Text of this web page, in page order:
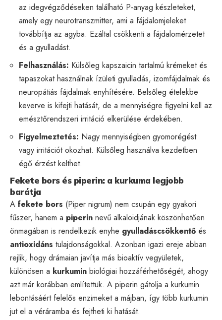
az idegvégződéseken található P-anyag készleteket,
amely egy neurotranszmitter, ami a fájdalomjeleket
továbbítja az agyba. Ezáltal csökkenti a fájdalomérzetet
és a gyulladást.
Felhasználás: Külsőleg kapszaicin tartalmú krémeket és
tapaszokat használnak ízületi gyulladás, izomfájdalmak és
neuropátiás fájdalmak enyhítésére. Belsőleg ételekbe
keverve is kifejti hatását, de a mennyiségre figyelni kell az
emésztőrendszeri irritáció elkerülése érdekében.
Figyelmeztetés: Nagy mennyiségben gyomorégést
vagy irritációt okozhat. Külsőleg használva kezdetben
égő érzést kelthet.
Fekete bors és piperin: a kurkuma legjobb
barátja
A fekete bors (Piper nigrum) nem csupán egy gyakori
fűszer, hanem a piperin nevű alkaloidjának köszönhetően
önmagában is rendelkezik enyhe gyulladáscsökkentő és
antioxidáns tulajdonságokkal. Azonban igazi ereje abban
rejlik, hogy drámaian javítja más bioaktív vegyületek,
különösen a kurkumin biológiai hozzáférhetőségét, ahogy
azt már korábban említettük. A piperin gátolja a kurkumin
lebontásáért felelős enzimeket a májban, így több kurkumin
jut el a véráramba és fejtheti ki hatását.